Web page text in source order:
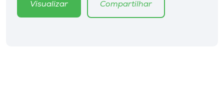
Rádio
Visualizar Compartilhar